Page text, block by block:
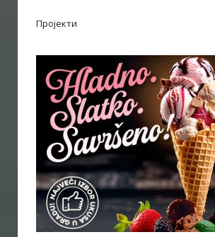
Пројекти